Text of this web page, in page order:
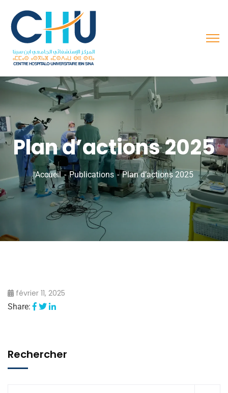
Plan d’actions 2025
Accueil Publications Plan d’actions 2025
février 11, 2025
Share:
Rechercher